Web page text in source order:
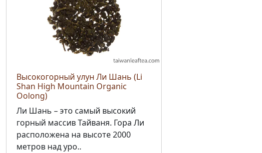
Высокогорный улун Ли Шань (Li
Shan High Mountain Organic
Oolong)
Ли Шань – это самый высокий
горный массив Тайваня. Гора Ли
расположена на высоте 2000
метров над уро..